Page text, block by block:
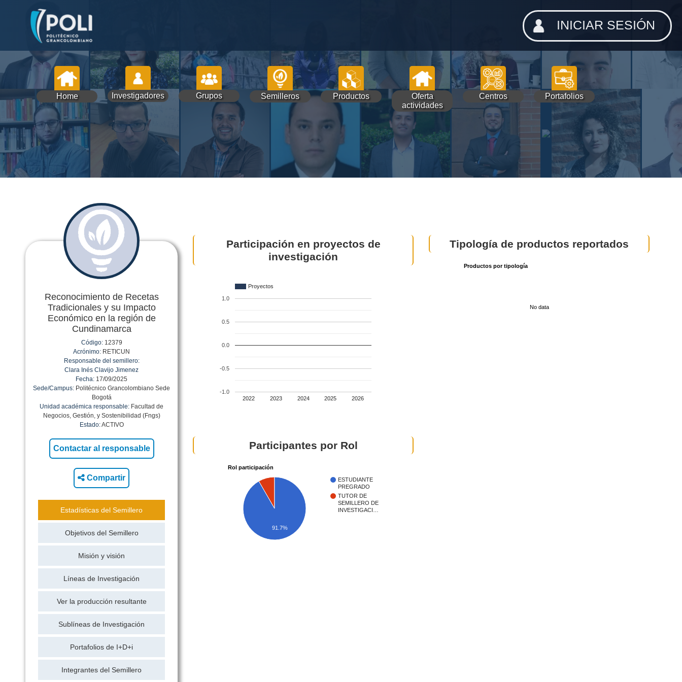
Home Investigadores Grupos Semilleros Productos
Oferta
actividades
Centros Portafolios
INICIAR SESIÓN
Reconocimiento de Recetas
Tradicionales y su Impacto
Económico en la región de
Cundinamarca
Código:12379
Acrónimo: RETICUN
Responsable del semillero:
Clara Inés Clavijo Jimenez
Fecha: 17/09/2025
Sede/Campus: Politécnico Grancolombiano Sede
Bogotá
Unidad académica responsable: Facultad de
Negocios, Gestión, y Sostenibilidad (Fngs)
Estado:ACTIVO
Compartir
Estadísticas del Semillero
Objetivos del Semillero
Misión y visión
Líneas de Investigación
Ver la producción resultante
Sublíneas de Investigación
Portafolios de I+D+i
Integrantes del Semillero
Participación en proyectos de
investigación
Proyectos
2022 2023 2024 2025 2026
-1.0
-0.5
0.0
0.5
1.0
Tipología de productos reportados
Productos por tipología
No data
Participantes por Rol
Rol participación
ESTUDIANTE
PREGRADO
TUTOR DE
SEMILLERO DE
INVESTIGACI…
91.7%